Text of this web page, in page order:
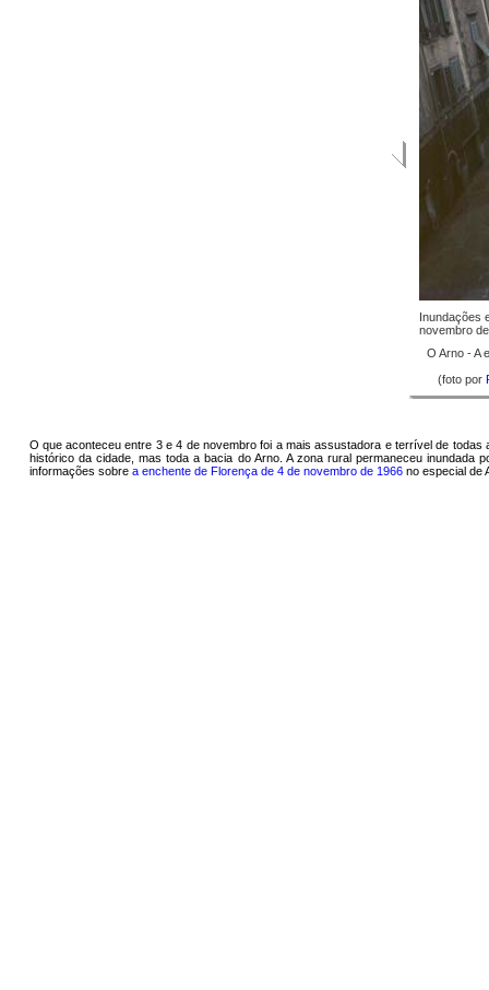
Inundações
novembro
O Arno - A
(foto por
O que aconteceu entre 3 e 4 de novembro foi a mais assustadora e terrível de
histórico da cidade, mas toda a bacia do Arno. A zona rural permaneceu
informações sobre a enchente de Florença de 4 de novembro de 1966 no especial de